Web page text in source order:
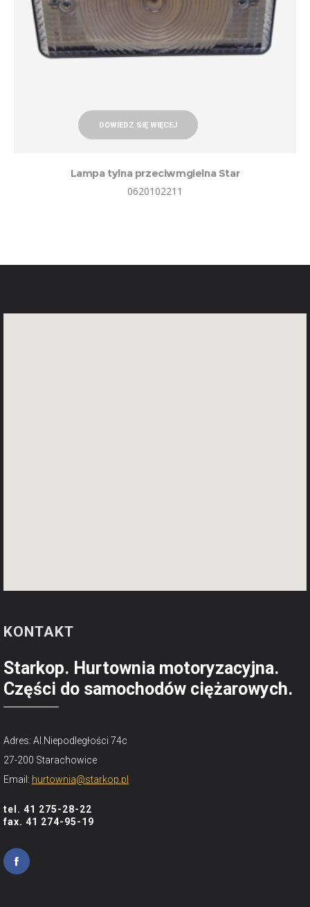
DOWIEDZ SIĘ WIĘCEJ
Lampa tylna przeciwmgielna Star
0620102211
KONTAKT
Starkop. Hurtownia motoryzacyjna.
Części do samochodów ciężarowych.
Adres: Al.Niepodległości 74c
27-200 Starachowice
Email: hurtownia@starkop.pl
tel. 41 275-28-22
fax. 41 274-95-19